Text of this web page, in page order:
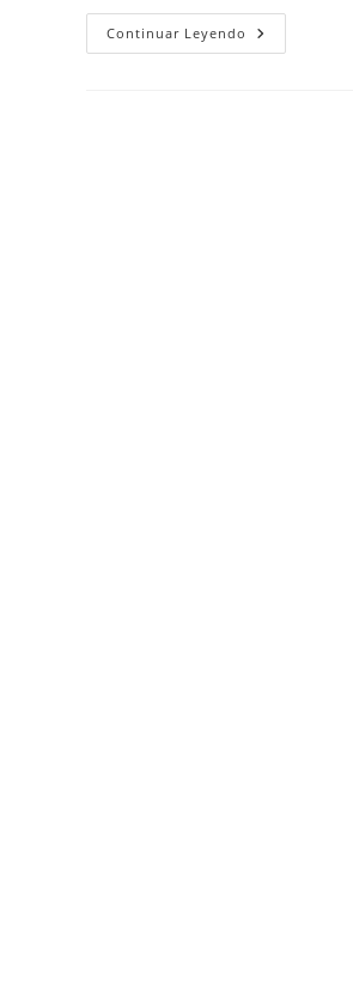
Continuar Leyendo Cursos
De